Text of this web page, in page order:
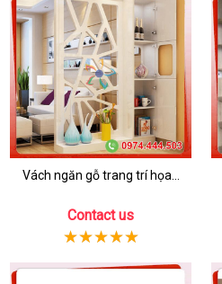
Vách ngăn gỗ trang trí họa...
Contact us